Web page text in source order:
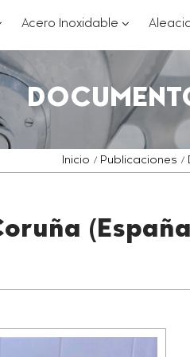
Acero Inoxidable???
Inicio Publicaciones